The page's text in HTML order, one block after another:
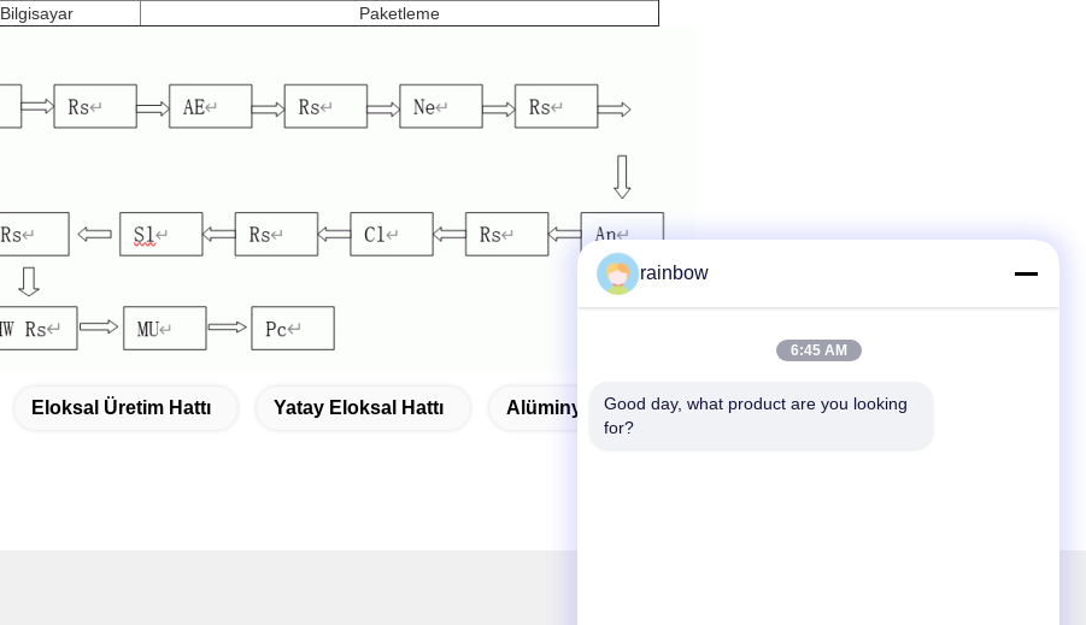
Bilgisayar Paketleme
Eloksal Üretim Hattı Yatay Eloksal Hattı Alüminyum Eloksal Hattı
rainbow
6:45 AM
Good day, what product are you looking
for?